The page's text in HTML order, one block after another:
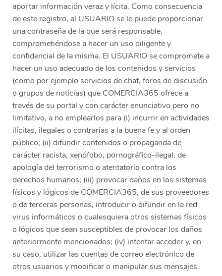
aportar información veraz y lícita. Como consecuencia
de este registro, al USUARIO se le puede proporcionar
una contraseña de la que será responsable,
comprometiéndose a hacer un uso diligente y
confidencial de la misma. El USUARIO se compromete a
hacer un uso adecuado de los contenidos y servicios
(como por ejemplo servicios de chat, foros de discusión
o grupos de noticias) que COMERCIA365 ofrece a
través de su portal y con carácter enunciativo pero no
limitativo, a no emplearlos para (i) incurrir en actividades
ilícitas, ilegales o contrarias a la buena fe y al orden
público; (ii) difundir contenidos o propaganda de
carácter racista, xenófobo, pornográfico-ilegal, de
apología del terrorismo o atentatorio contra los
derechos humanos; (iii) provocar daños en los sistemas
físicos y lógicos de COMERCIA365, de sus proveedores
o de terceras personas, introducir o difundir en la red
virus informáticos o cualesquiera otros sistemas físicos
o lógicos que sean susceptibles de provocar los daños
anteriormente mencionados; (iv) intentar acceder y, en
su caso, utilizar las cuentas de correo electrónico de
otros usuarios y modificar o manipular sus mensajes.